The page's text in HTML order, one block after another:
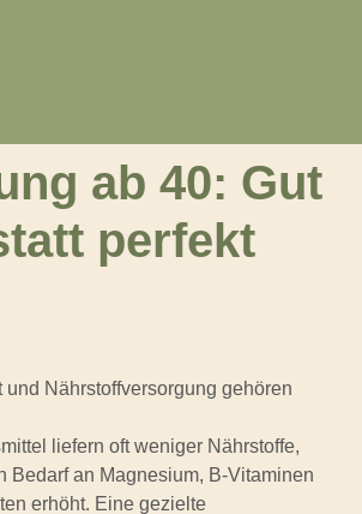
ab 40: Gut
perfekt
und Nährstoffversorgung gehören
liefern oft weniger Nährstoffe,
Bedarf an Magnesium, B-Vitaminen
erhöht. Eine gezielte